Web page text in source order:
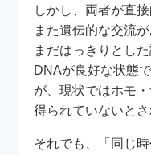
しかし、両者が直
また遺伝的な交流
まだはっきりとし
DNAが良好な状態
が、現状ではホモ
得られていないとさ
それでも、「同じ